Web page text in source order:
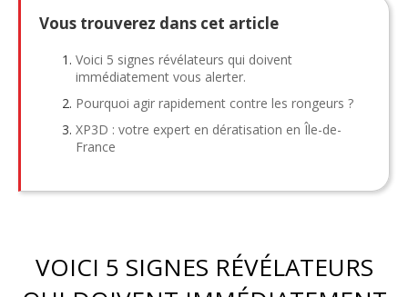
Vous trouverez dans cet article
Voici 5 signes révélateurs qui doivent
immédiatement vous alerter.
Pourquoi agir rapidement contre les rongeurs ?
XP3D : votre expert en dératisation en Île-de-
France
VOICI 5 SIGNES RÉVÉLATEURS